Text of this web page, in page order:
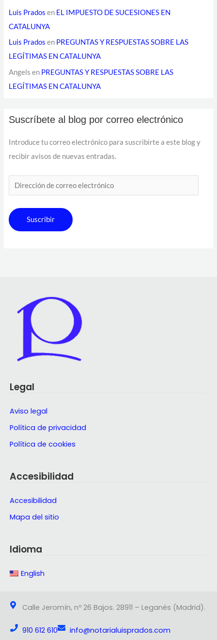
Luis Prados en EL IMPUESTO DE SUCESIONES EN
CATALUNYA
Luis Prados en PREGUNTAS Y RESPUESTAS SOBRE LAS
LEGÍTIMAS EN CATALUNYA
Angels en PREGUNTAS Y RESPUESTAS SOBRE LAS
LEGÍTIMAS EN CATALUNYA
Suscríbete al blog por correo electrónico
Introduce tu correo electrónico para suscribirte a este blog y
recibir avisos de nuevas entradas.
Suscribir
Legal
Aviso legal
Política de privacidad
Política de cookies
Accesibilidad
Accesibilidad
Mapa del sitio
Idioma
English
Calle Jeromín, nº 26 Bajos. 28911 – Leganés (Madrid).
910 612 610 info@notarialuisprados.com